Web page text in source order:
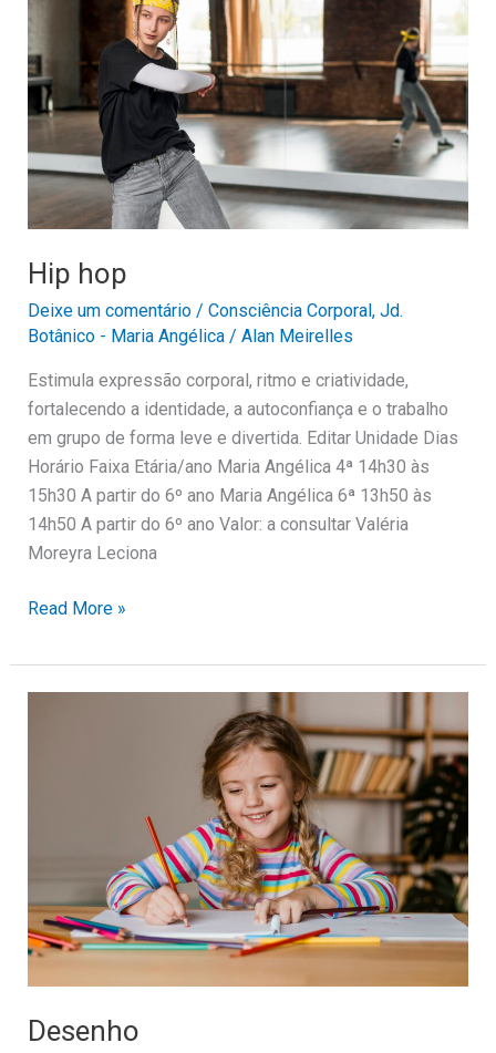
Hip hop
Deixe um comentário / Consciência Corporal , Jd.
Botânico - Maria Angélica/ Alan Meirelles
Estimula expressão corporal, ritmo e criatividade,
fortalecendo a identidade, a autoconfiança e o trabalho
em grupo de forma leve e divertida. Editar Unidade Dias
Horário Faixa Etária/ano Maria Angélica 4ª 14h30 às
15h30 A partir do 6º ano Maria Angélica 6ª 13h50 às
14h50 A partir do 6º ano Valor: a consultar Valéria
Moreyra Leciona
Read More »
Desenho